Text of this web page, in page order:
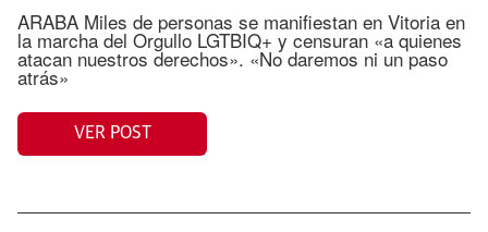
ARABA Miles de personas se manifiestan en Vitoria en
la marcha del Orgullo LGTBIQ+ y censuran «a quienes
atacan nuestros derechos». «No daremos ni un paso
atrás»
VER POST